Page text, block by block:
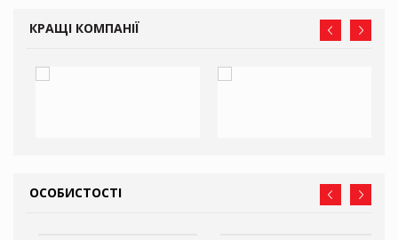
КРАЩІ КОМПАНІЇ
ОСОБИСТОСТІ